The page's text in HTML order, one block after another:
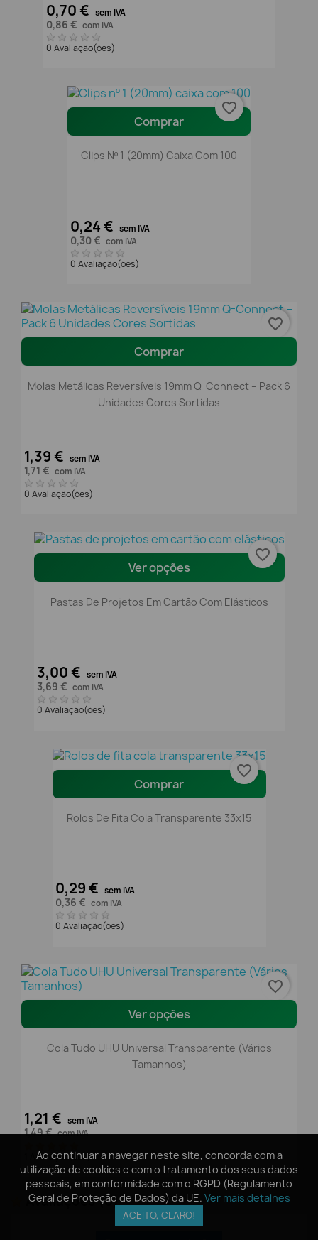
Ao continuar a navegar neste site, concorda com a
utilização de cookies e com o tratamento dos seus dados
pessoais, em conformidade com o RGPD (Regulamento
Geral de Proteção de Dados) da UE. Ver mais detalhes
ACEITO, CLARO!
0,70 € sem IVA
0,86 € com IVA
0 Avaliação(ões)
Comprar
Clips Nº 1 (20mm) Caixa Com 100
0,24 € sem IVA
0,30 € com IVA
0 Avaliação(ões)
favorite_border
Comprar
Molas Metálicas Reversíveis 19mm Q-Connect – Pack 6
Unidades Cores Sortidas
1,39 € sem IVA
1,71 € com IVA
0 Avaliação(ões)
favorite_border
Ver opções
Pastas De Projetos Em Cartão Com Elásticos
3,00 € sem IVA
3,69 € com IVA
0 Avaliação(ões)
favorite_border
Comprar
Rolos De Fita Cola Transparente 33x15
0,29 € sem IVA
0,36 € com IVA
0 Avaliação(ões)
favorite_border
Ver opções
Cola Tudo UHU Universal Transparente (Vários
Tamanhos)
1,21 € sem IVA
1,49 € com IVA
1 Avaliação(ões)
favorite_border
Avaliações(0)
Ao continuar a navegar neste site, concorda com a
utilização de cookies e com o tratamento dos seus dados
pessoais, em conformidade com o RGPD (Regulamento
Geral de Proteção de Dados) da UE. Ver mais detalhes
ACEITO, CLARO!